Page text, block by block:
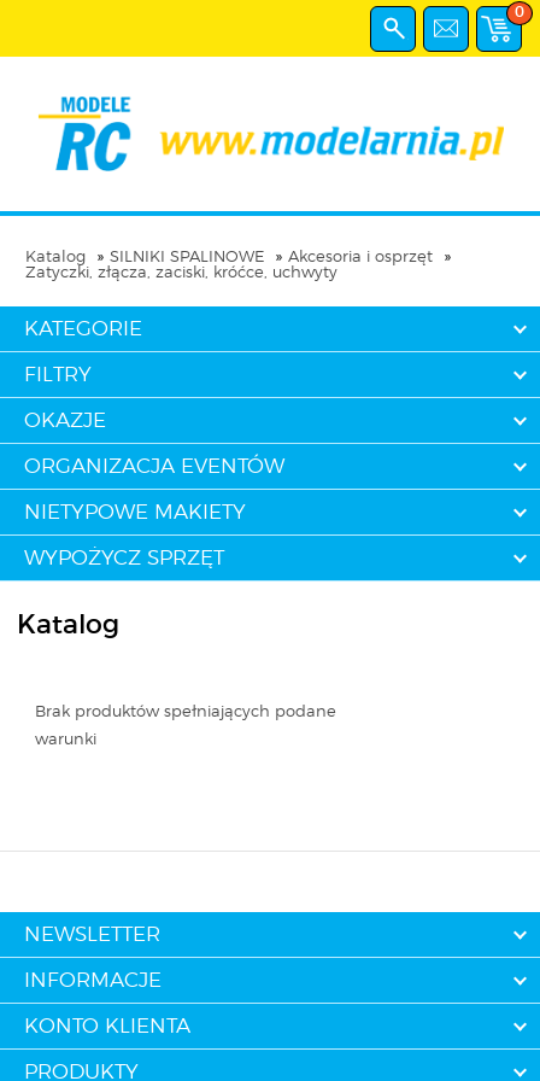
0
Katalog SILNIKI SPALINOWE
Akcesoria i osprzęt
Zatyczki, złącza, zaciski, króćce, uchwyty
KATEGORIE
FILTRY
OKAZJE
ORGANIZACJA EVENTÓW
NIETYPOWE MAKIETY
WYPOŻYCZ SPRZĘT
Katalog
Brak produktów spełniających podane
warunki
NEWSLETTER
INFORMACJE
KONTO KLIENTA
PRODUKTY